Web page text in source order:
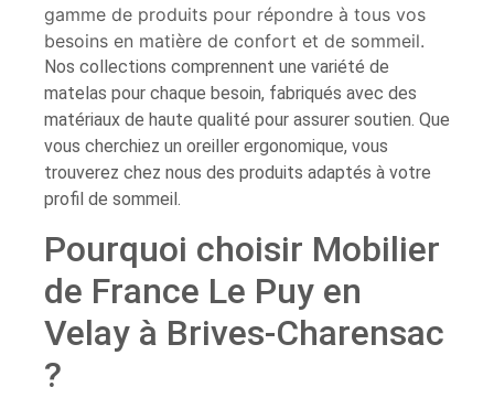
gamme de produits pour répondre à tous vos
besoins en matière de confort et de sommeil.
Nos collections comprennent une variété de
matelas pour chaque besoin, fabriqués avec des
matériaux de haute qualité pour assurer soutien. Que
vous cherchiez un oreiller ergonomique, vous
trouverez chez nous des produits adaptés à votre
profil de sommeil.
Pourquoi choisir Mobilier
de France Le Puy en
Velay à Brives-Charensac
?